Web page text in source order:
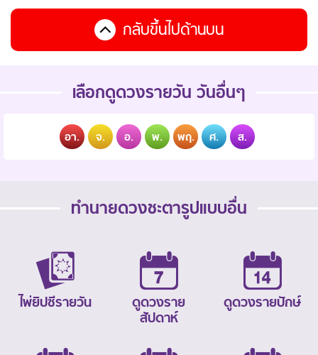
กลับขึ้นไปด้านบน
เลือกดูดวงรายวัน วันอื่นๆ
อา. จ. อ. พ. พฤ. ศ. ส.
ทำนายดวงชะตารูปแบบอื่น
ไพ่ยิปซีรายวัน
ดูดวงราย
สัปดาห์
ดูดวงรายปักษ์